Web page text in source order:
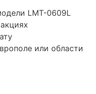
LMT-0609L
или области